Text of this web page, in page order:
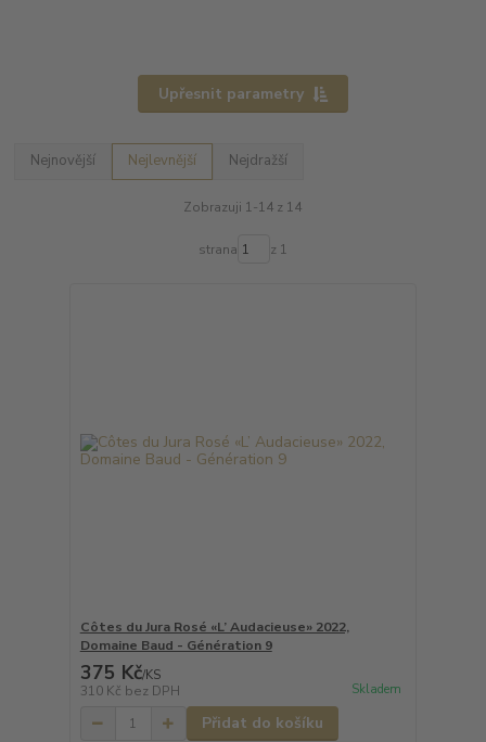
Upřesnit parametry
Nejnovější Nejlevnější Nejdražší
Zobrazuji 1-14 z 14
strana z 1
Côtes du Jura Rosé «L’ Audacieuse» 2022,
Domaine Baud - Génération 9
375 Kč/KS
310 Kč bez DPH Skladem
Přidat do košíku